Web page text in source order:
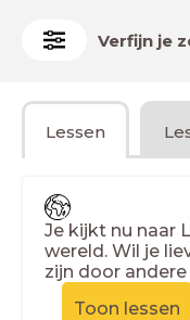
Verfijn je
Lessen
Je kijkt nu naar
wereld. Wil je
zijn door
Toon lessen